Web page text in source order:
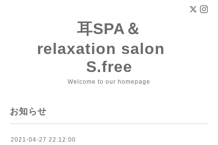
耳SPA＆
relaxation salon
S.free
Welcome to our homepage
お知らせ
2021-04-27 22:12:00